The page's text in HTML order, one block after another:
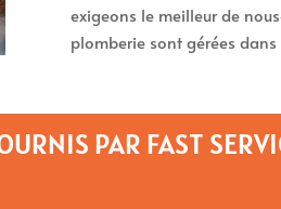
exigeons le meilleur de
plomberie sont gérées
PAR FAST